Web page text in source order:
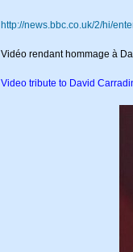
http://news.bbc.co.uk/2/hi/
Vidéo rendant hommage à
Video tribute to David